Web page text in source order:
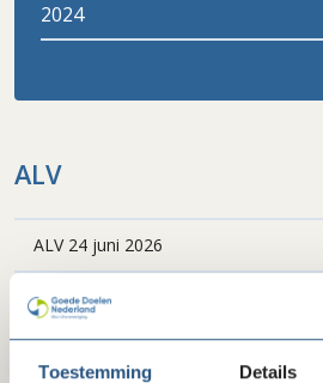
Toestemming Details
2024
ALV
ALV 24 juni 2026
Extra ALV 12 januari 2026